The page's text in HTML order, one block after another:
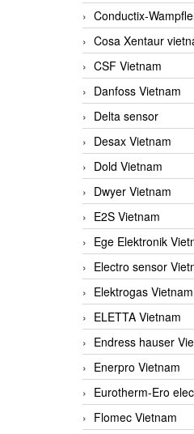
Conductix-
Cosa Xentaur
CSF Vietnam
Danfoss Vietnam
Delta sensor
Desax Vietnam
Dold Vietnam
Dwyer Vietnam
E2S Vietnam
Ege Elektronik
Electro sensor
Elektrogas Vietnam
ELETTA Vietnam
Endress hauser
Enerpro Vietnam
Eurotherm-Ero
Flomec Vietnam